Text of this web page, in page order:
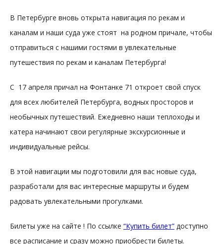
В Петербурге вновь открыта навигация по рекам и
каналам и наши суда уже стоят на родном причале, чтобы
отправиться с нашими гостями в увлекательные
путешествия по рекам и каналам Петербурга!
С 17 апреля причал на Фонтанке 71 откроет свой спуск
для всех любителей Петербурга, водных просторов и
необычных путешествий. Ежедневно наши теплоходы и
катера начинают свои регулярные экскурсионные и
индивидуальные рейсы.
В этой навигации мы подготовили для вас новые суда,
разработали для вас интересные маршруты и будем
радовать увлекательными прогулками.
Билеты уже на сайте ! По ссылке “Купить билет” доступно
все расписание и сразу можно приобрести билеты.